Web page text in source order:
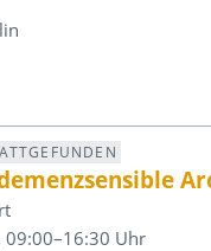
09:00–16:30 Uhr